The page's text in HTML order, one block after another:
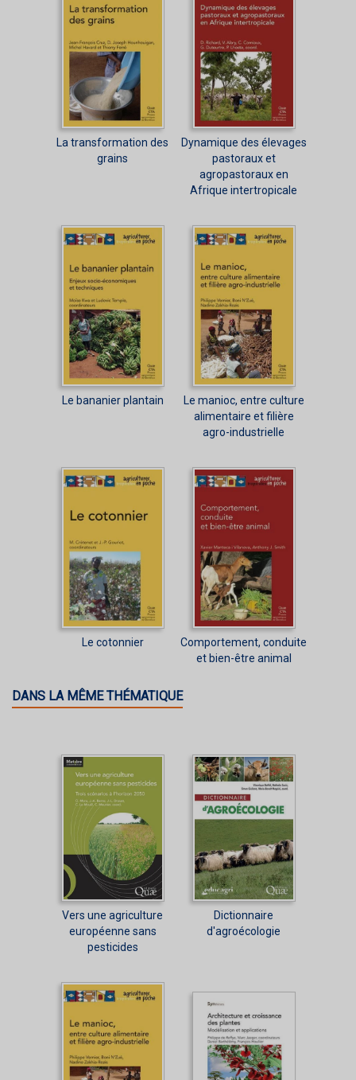
La transformation des
grains
Dynamique des élevages
pastoraux et
agropastoraux en
Afrique intertropicale
Le bananier plantain
Le manioc, entre culture
alimentaire et filière
agro-industrielle
Le cotonnier
Comportement, conduite
et bien-être animal
DANS LA MÊME THÉMATIQUE
Vers une agriculture
européenne sans
pesticides
Dictionnaire
d'agroécologie